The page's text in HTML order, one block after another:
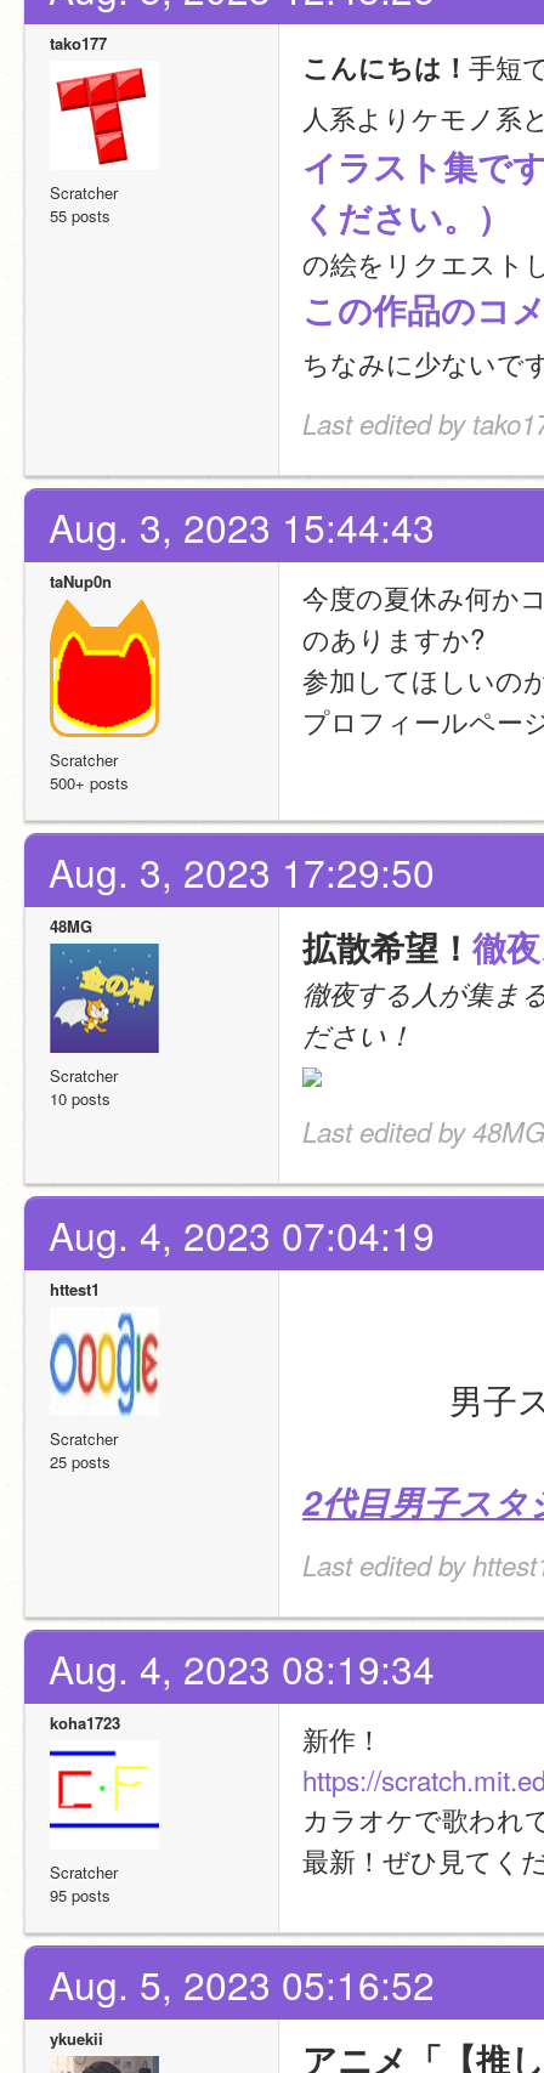
tako177
Scratcher
55 posts
こんにちは！ 手短
人系よりケモノ系
イラスト集で
ください。）
の絵をリクエスト
この作品のコ
ちなみに少ないで
Last edited by
Aug. 3, 2023 15:44:43
taNup0n
Scratcher
500+ posts
今度の夏休み何か
のありますか?
参加してほしいの
プロフィールペー
Aug. 3, 2023 17:29:50
48MG
Scratcher
10 posts
拡散希望！ 徹
徹夜する人が集ま
ださい！
Last edited by
Aug. 4, 2023 07:04:19
httest1
Scratcher
25 posts
男子
2代目男子スタ
Last edited by
Aug. 4, 2023 08:19:34
koha1723
Scratcher
95 posts
新作！
https://
カラオケで歌われ
最新！ぜひ見てく
Aug. 5, 2023 05:16:52
ykuekii アニメ「【推